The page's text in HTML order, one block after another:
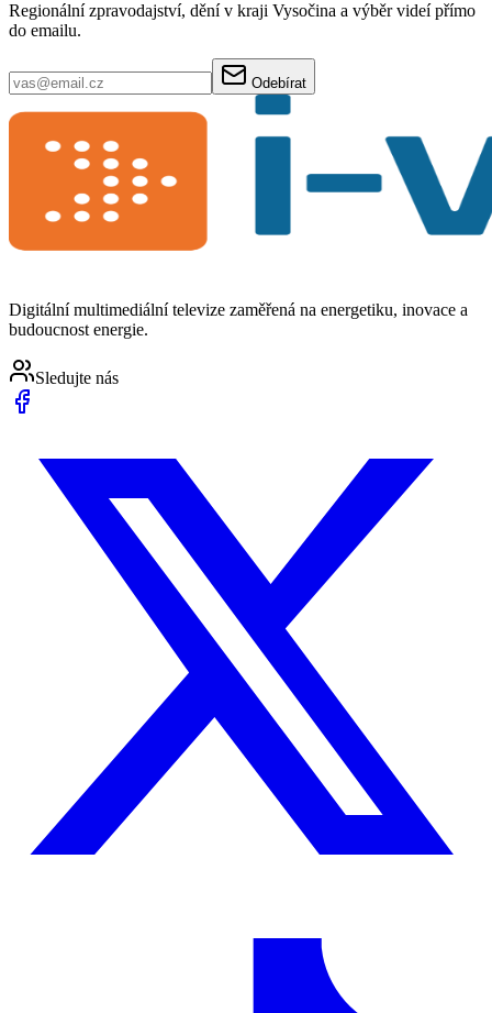
Regionální zpravodajství, dění v kraji Vysočina a výběr videí přímo
do emailu.
Odebírat
Digitální multimediální televize zaměřená na energetiku, inovace a
budoucnost energie.
Sledujte nás